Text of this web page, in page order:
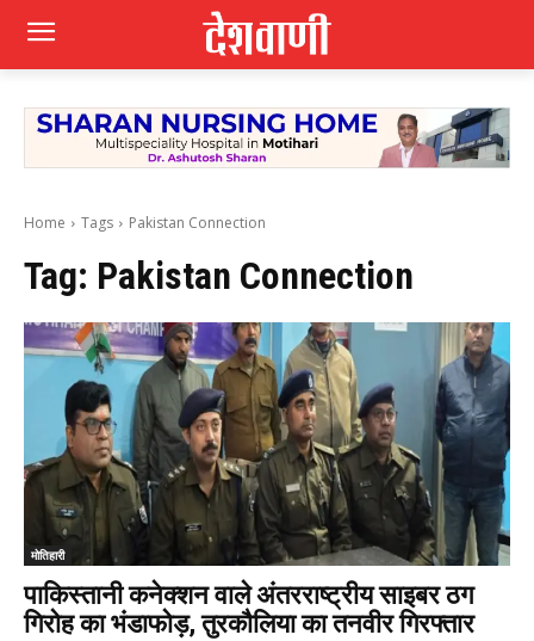
Home Tags Pakistan Connection
Tag: Pakistan Connection
मोतिहारी
पाकिस्तानी कनेक्शन वाले अंतरराष्ट्रीय साइबर ठग
गिरोह का भंडाफोड़, तुरकौलिया का तनवीर गिरफ्तार